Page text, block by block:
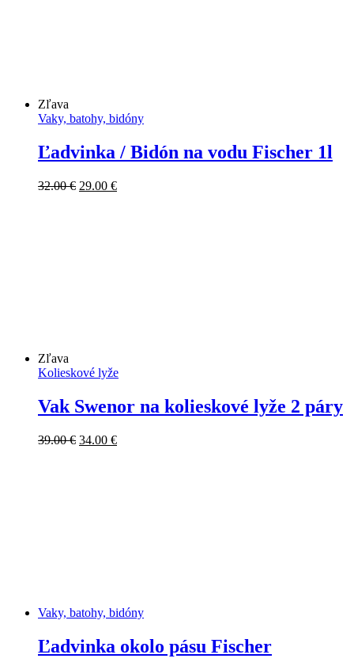
Zľava
Vaky, batohy, bidóny
Ľadvinka / Bidón na vodu Fischer 1l
32.00€ Pôvodná
29.00 €Aktuálna
Zľava
Kolieskové lyže
Vak Swenor na kolieskové lyže 2 páry
39.00€ Pôvodná
34.00 €Aktuálna
Vaky, batohy, bidóny
Ľadvinka okolo pásu Fischer